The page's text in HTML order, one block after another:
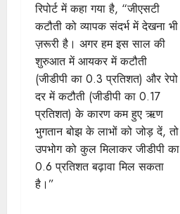
रिपोर्ट में कहा गया है, “जीएसटी
कटौती को व्यापक संदर्भ में देखना भी
ज़रूरी है। अगर हम इस साल की
शुरुआत में आयकर में कटौती
(जीडीपी का 0.3 प्रतिशत) और रेपो
दर में कटौती (जीडीपी का 0.17
प्रतिशत) के कारण कम हुए ऋण
भुगतान बोझ के लाभों को जोड़ दें, तो
उपभोग को कुल मिलाकर जीडीपी का
0.6 प्रतिशत बढ़ावा मिल सकता
है।”